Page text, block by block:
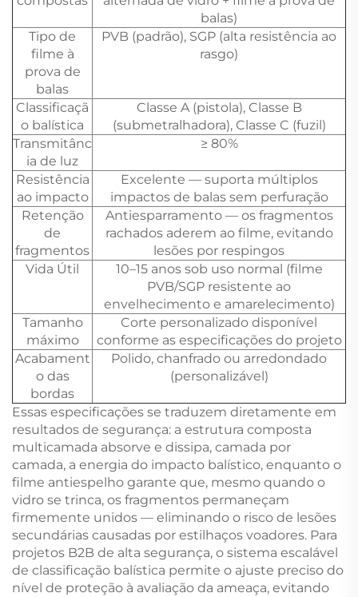
balas)
Tipo de
filme à
prova de
balas
PVB (padrão), SGP (alta resistência ao
rasgo)
Classificaçã
o balística
Classe A (pistola), Classe B
(submetralhadora), Classe C (fuzil)
Transmitânc
ia de luz
≥ 80%
Resistência
ao impacto
Excelente — suporta múltiplos
impactos de balas sem perfuração
Retenção
de
fragmentos
Antiesparramento — os fragmentos
rachados aderem ao filme, evitando
lesões por respingos
Vida Útil
10–15 anos sob uso normal (filme
PVB/SGP resistente ao
envelhecimento e amarelecimento)
Tamanho
máximo
Corte personalizado disponível
conforme as especificações do projeto
Acabament
o das
bordas
Polido, chanfrado ou arredondado
(personalizável)
Essas especificações se traduzem diretamente em
resultados de segurança: a estrutura composta
multicamada absorve e dissipa, camada por
camada, a energia do impacto balístico, enquanto o
filme antiespelho garante que, mesmo quando o
vidro se trinca, os fragmentos permaneçam
firmemente unidos — eliminando o risco de lesões
secundárias causadas por estilhaços voadores. Para
projetos B2B de alta segurança, o sistema escalável
de classificação balística permite o ajuste preciso do
nível de proteção à avaliação da ameaça, evitando